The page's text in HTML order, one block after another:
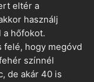
eltér a
használj
a hőfokot.
felé, hogy megóvd
színnél
de akár 40 is